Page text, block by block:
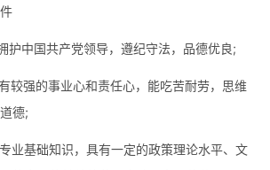
护中国共产党领导，遵纪守法，品德优良;
较强的事业心和责任心，能吃苦耐劳，思维
德;
业基础知识，具有一定的政策理论水平、文